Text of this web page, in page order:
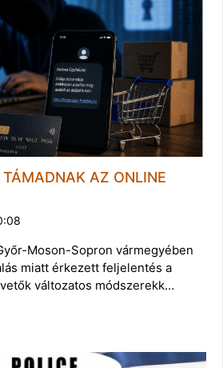
AZ ONLINE
Moson-Sopron vármegyében
miatt érkezett feljelentés a
változatos módszerekk…